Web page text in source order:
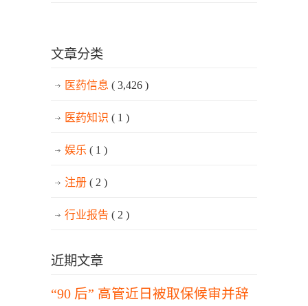
文章分类
医药信息 ( 3,426 )
医药知识 ( 1 )
娱乐 ( 1 )
注册 ( 2 )
行业报告 ( 2 )
近期文章
“90 后” 高管近日被取保候审并辞